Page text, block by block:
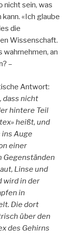
nicht sein, was
«Ich glaube
die
Wissenschaft.
wahrnehmen, an
–
Antwort:
dass nicht
hintere Teil
heißt, und
ins Auge
einer
Gegenständen
Linse und
wird in der
in
Die dort
über den
des Gehirns